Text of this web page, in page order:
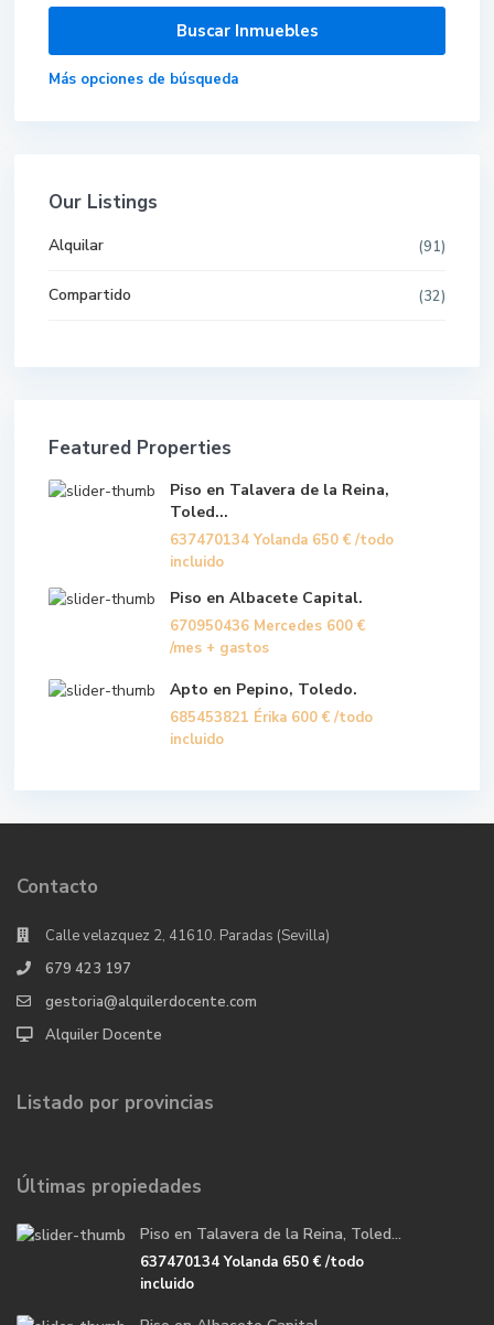
Más opciones de búsqueda
Our Listings
Alquilar (91)
Compartido (32)
Featured Properties
Piso en Talavera de la Reina,
Toled...
637470134 Yolanda 650 € /todo
incluido
Piso en Albacete Capital.
670950436 Mercedes 600 €
/mes + gastos
Apto en Pepino, Toledo.
685453821 Érika 600 € /todo
incluido
Contacto
Calle velazquez 2, 41610. Paradas (Sevilla)
679 423 197
gestoria@alquilerdocente.com
Alquiler Docente
Listado por provincias
Últimas propiedades
Piso en Talavera de la Reina, Toled...
637470134 Yolanda 650 €/todo
incluido